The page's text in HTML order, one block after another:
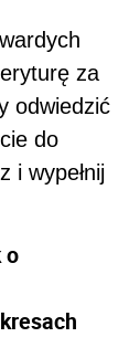
za
odwiedzić
do
i wypełnij
o